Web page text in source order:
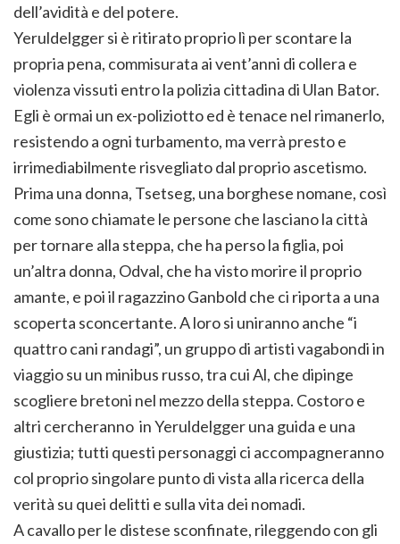
dell’avidità e del potere.
Yeruldelgger si è ritirato proprio lì per scontare la
propria pena, commisurata ai vent’anni di collera e
violenza vissuti entro la polizia cittadina di Ulan Bator.
Egli è ormai un ex-poliziotto ed è tenace nel rimanerlo,
resistendo a ogni turbamento, ma verrà presto e
irrimediabilmente risvegliato dal proprio ascetismo.
Prima una donna, Tsetseg, una borghese nomane, così
come sono chiamate le persone che lasciano la città
per tornare alla steppa, che ha perso la figlia, poi
un’altra donna, Odval, che ha visto morire il proprio
amante, e poi il ragazzino Ganbold che ci riporta a una
scoperta sconcertante. A loro si uniranno anche “i
quattro cani randagi”, un gruppo di artisti vagabondi in
viaggio su un minibus russo, tra cui Al, che dipinge
scogliere bretoni nel mezzo della steppa. Costoro e
altri cercheranno in Yeruldelgger una guida e una
giustizia; tutti questi personaggi ci accompagneranno
col proprio singolare punto di vista alla ricerca della
verità su quei delitti e sulla vita dei nomadi.
A cavallo per le distese sconfinate, rileggendo con gli